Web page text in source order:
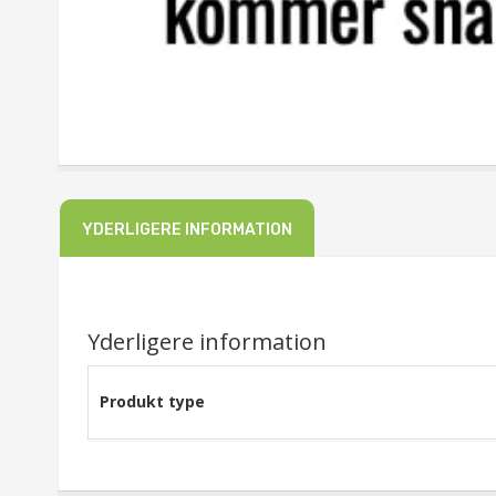
YDERLIGERE INFORMATION
Yderligere information
Produkt type